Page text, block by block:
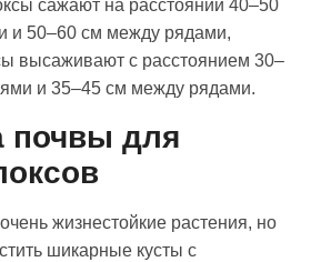
сажают на расстоянии 40–50
и 50–60 см между рядами,
высаживают с расстоянием 30–
и 35–45 см между рядами.
почвы для
жизнестойкие растения, но
шикарные кусты с